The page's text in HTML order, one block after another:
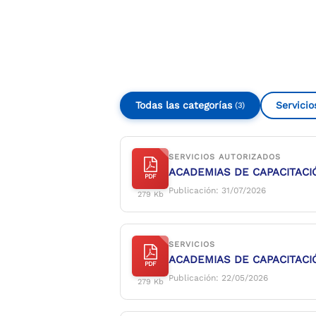
Todas las categorías (3)
PDF
279 Kb
SERVICIOS AUTORIZADOS
ACADEMIAS DE
Publicación: 31/07/2026
PDF
279 Kb
SERVICIOS
ACADEMIAS DE
Publicación: 22/05/2026